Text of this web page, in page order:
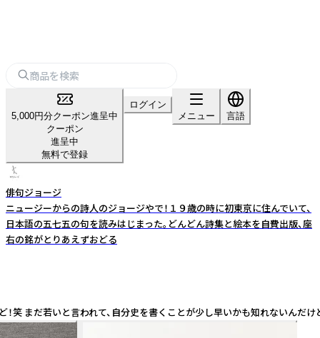
5,000円分クーポン進呈中
クーポン
進呈中
無料で登録
ログイン
メニュー
言語
俳句ジョージ
ニュージーからの詩人のジョージやで！１９歳の時に初東京に住んでいて、
日本語の五七五の句を読みはじまった。どんどん詩集と絵本を自費出版、座
右の銘がとりあえずおどる
だ若いと言われて、自分史を書くことが少し早いかも知れないん